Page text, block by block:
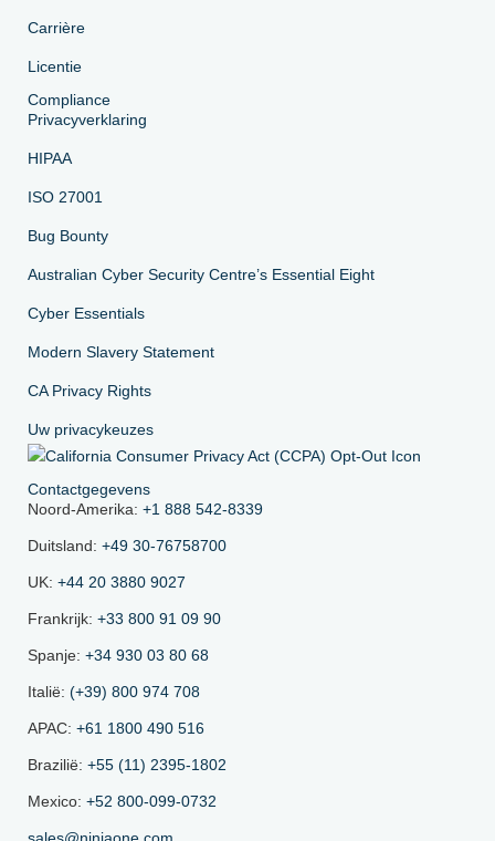
Carrière
Licentie
Compliance
Privacyverklaring
HIPAA
ISO 27001
Bug Bounty
Australian Cyber Security Centre’s Essential Eight
Cyber Essentials
Modern Slavery Statement
CA Privacy Rights
Uw privacykeuzes
Contactgegevens
Noord-Amerika: +1 888 542-8339
Duitsland: +49 30-76758700
UK: +44 20 3880 9027
Frankrijk: +33 800 91 09 90
Spanje: +34 930 03 80 68
Italië: (+39) 800 974 708
APAC: +61 1800 490 516
Brazilië: +55 (11) 2395-1802
Mexico: +52 800-099-0732